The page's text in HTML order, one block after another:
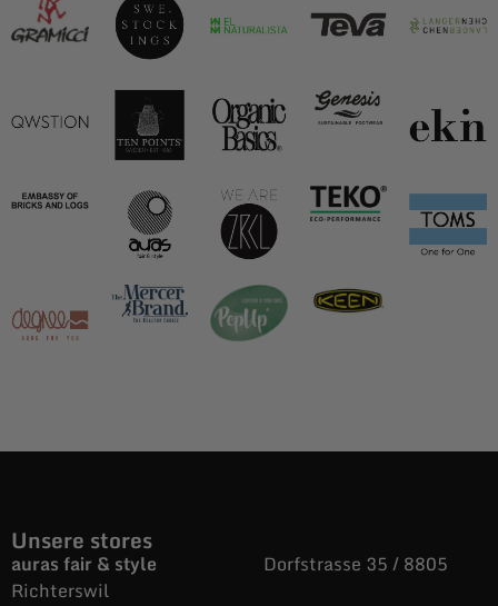
Unsere stores
auras fair & style Dorfstrasse 35 / 8805
Richterswil